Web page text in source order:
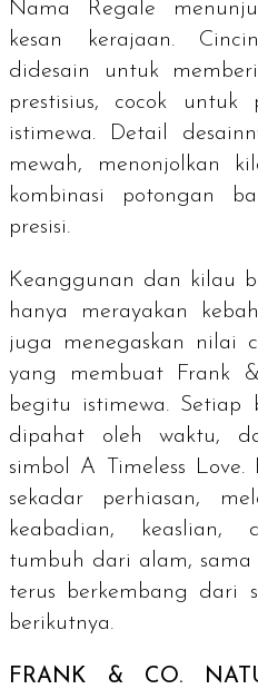
Nama Regale
kesan kerajaan.
didesain untuk
prestisius, cocok
istimewa. Detail
mewah, menonjolkan
kombinasi potongan
presisi.
Keanggunan dan kilau
hanya merayakan
juga menegaskan nilai
yang membuat Frank
begitu istimewa.
dipahat oleh waktu,
simbol A Timeless
sekadar perhiasan,
keabadian, keaslian,
tumbuh dari alam, sama
terus berkembang dari
berikutnya.
FRANK & CO.